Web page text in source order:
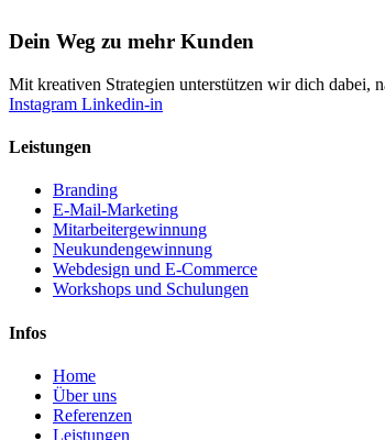
Dein Weg zu mehr Kunden
Mit kreativen Strategien unterstützen wir dich dabei,
Instagram Linkedin-in
Leistungen
Branding
E-Mail-Marketing
Mitarbeitergewinnung
Neukundengewinnung
Webdesign und E-Commerce
Workshops und Schulungen
Infos
Home
Über uns
Referenzen
Leistungen